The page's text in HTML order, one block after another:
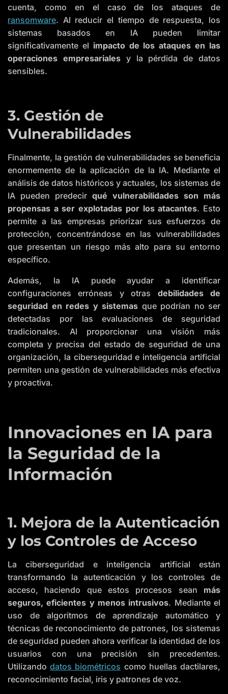
cuenta, como en el caso de los ataques de
ransomware. Al reducir el tiempo de respuesta, los
sistemas basados en IA pueden limitar
significativamente el impacto de los ataques en las
operaciones empresarialesy la pérdida de datos
sensibles.
3. Gestión de
Vulnerabilidades
Finalmente, la gestión de vulnerabilidades se beneficia
enormemente de la aplicación de la IA. Mediante el
análisis de datos históricos y actuales, los sistemas de
IA pueden predecir qué vulnerabilidades son más
propensas a ser explotadas por los atacantes. Esto
permite a las empresas priorizar sus esfuerzos de
protección, concentrándose en las vulnerabilidades
que presentan un riesgo más alto para su entorno
específico.
Además, la IA puede ayudar a identificar
configuraciones erróneas y otras debilidades de
seguridad en redes y sistemas que podrían no ser
detectadas por las evaluaciones de seguridad
tradicionales. Al proporcionar una visión más
completa y precisa del estado de seguridad de una
organización, la ciberseguridad e inteligencia artificial
permiten una gestión de vulnerabilidades más efectiva
y proactiva.
Innovaciones en IA para
la Seguridad de la
Información
1. Mejora de la Autenticación
y los Controles de Acceso
La ciberseguridad e inteligencia artificial están
transformando la autenticación y los controles de
acceso, haciendo que estos procesos sean más
seguros, eficientes y menos intrusivos. Mediante el
uso de algoritmos de aprendizaje automático y
técnicas de reconocimiento de patrones, los sistemas
de seguridad pueden ahora verificar la identidad de los
usuarios con una precisión sin precedentes.
Utilizandodatos biométricos como huellas dactilares,
reconocimiento facial, iris y patrones de voz.